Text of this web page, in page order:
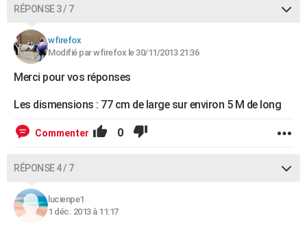
RÉPONSE 3 / 7
wfirefox
Modifié par wfirefox le 30/11/2013 21:36
Merci pour vos réponses
Les dismensions : 77 cm de large sur environ 5 M de long
Commenter 0
RÉPONSE 4 / 7
lucienpe1
1 déc. 2013 à 11:17